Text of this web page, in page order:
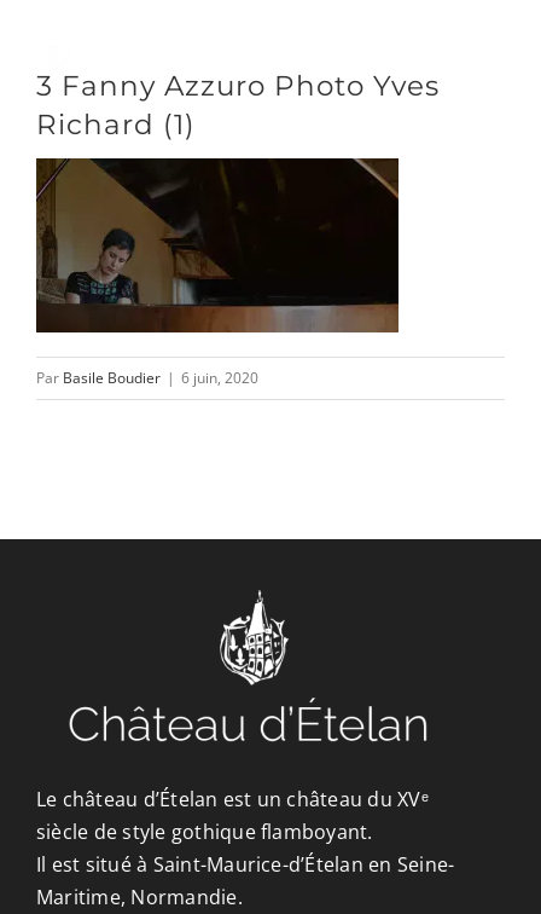
contenu
CONTACT/ACCÈS
3 Fanny Azzuro Photo Yves
Richard (1)
Par Basile Boudier | 6 juin, 2020
Le château d’Ételan est un château du XVᵉ
siècle de style gothique flamboyant.
Il est situé à Saint-Maurice-d’Ételan en Seine-
Maritime, Normandie.